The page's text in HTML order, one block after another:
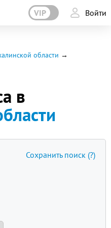
VIP Войти
области
в
Сохранить поиск (?)